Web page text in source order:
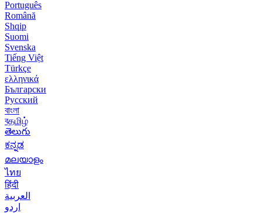
Português
Română
Shqip
Suomi
Svenska
Tiếng Việt
Türkçe
ελληνικά
Български
Русский
বাংলা
বதமிழ்
తెలుగు
ಕನ್ನಡ
മലയാളം
ไทย
हिंदी
العربية
اردو